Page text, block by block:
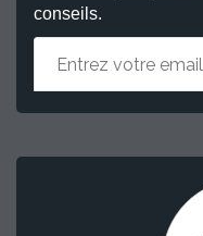
conseils.